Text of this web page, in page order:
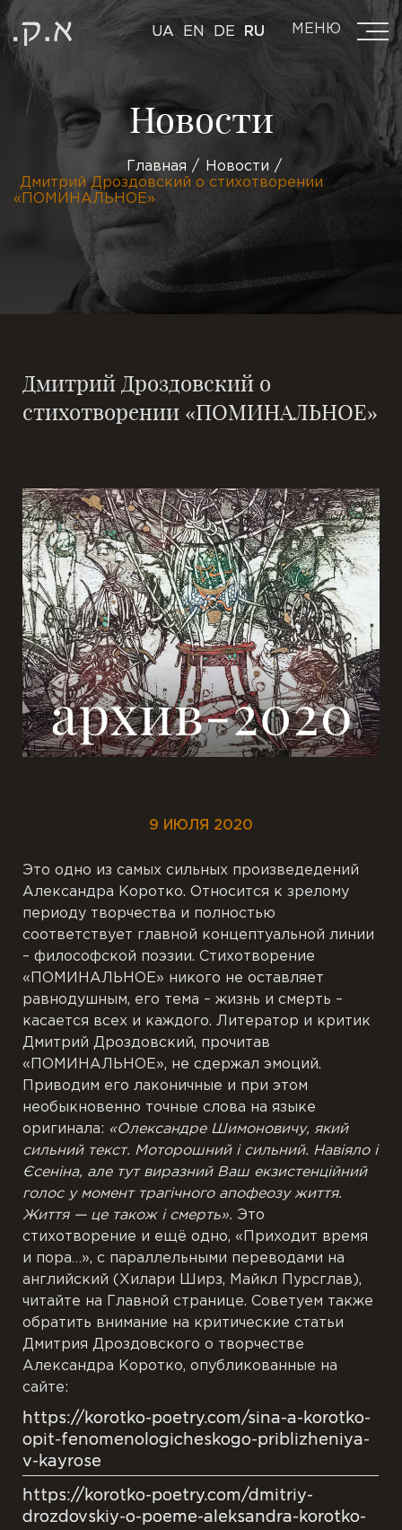
UA EN DE RU МЕНЮ
Новости
Главная
Новости
Дмитрий Дроздовский о стихотворении
«ПОМИНАЛЬНОЕ»
Дмитрий Дроздовский о
стихотворении «ПОМИНАЛЬНОЕ»
9 ИЮЛЯ 2020
Это одно из самых сильных произведедений
Александра Коротко. Относится к зрелому
периоду творчества и полностью
соответствует главной концептуальной линии
– философской поэзии. Стихотворение
«ПОМИНАЛЬНОЕ» никого не оставляет
равнодушным, его тема – жизнь и смерть –
касается всех и каждого. Литератор и критик
Дмитрий Дроздовский, прочитав
«ПОМИНАЛЬНОЕ», не сдержал эмоций.
Приводим его лаконичные и при этом
необыкновенно точные слова на языке
оригинала: «Олександре Шимоновичу, який
сильний текст. Моторошний і сильний. Навіяло і
Єсеніна, але тут виразний Ваш екзистенційний
голос у момент трагічного апофеозу життя.
Життя — це також і смерть». Это
стихотворение и ещё одно, «Приходит время
и пора…», с параллельными переводами на
английский (Хилари Ширз, Майкл Пурсглав),
читайте на Главной странице. Советуем также
обратить внимание на критические статьи
Дмитрия Дроздовского о творчестве
Александра Коротко, опубликованные на
сайте:
https://korotko-poetry.com/sina-a-korotko-
opit-fenomenologicheskogo-priblizheniya-
v-kayrose
https://korotko-poetry.com/dmitriy-
drozdovskiy-o-poeme-aleksandra-korotko-